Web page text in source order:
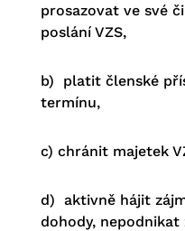
prosazovat ve své
poslání VZS,
b) platit členské
termínu,
c) chránit majetek
d) aktivně hájit
dohody, nepodnikat